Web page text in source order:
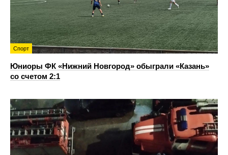
Спорт
Юниоры ФК «Нижний Новгород» обыграли «Казань»
со счетом 2:1